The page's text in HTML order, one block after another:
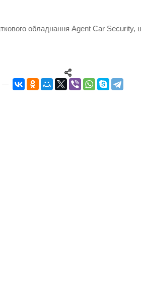
обладнання Agent Car Security,